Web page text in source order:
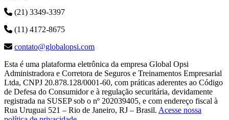
(21) 3349-3397
(11) 4172-8675
contato@globalopsi.com
Esta é uma plataforma eletrônica da empresa Global Opsi
Administradora e Corretora de Seguros e Treinamentos Empresarial
Ltda, CNPJ 20.878.128/0001-60, com práticas aderentes ao Código
de Defesa do Consumidor e à regulação securitária, devidamente
registrada na SUSEP sob o nº 202039405, e com endereço fiscal à
Rua Uruguai 521 – Rio de Janeiro, RJ – Brasil. Acesse nossa